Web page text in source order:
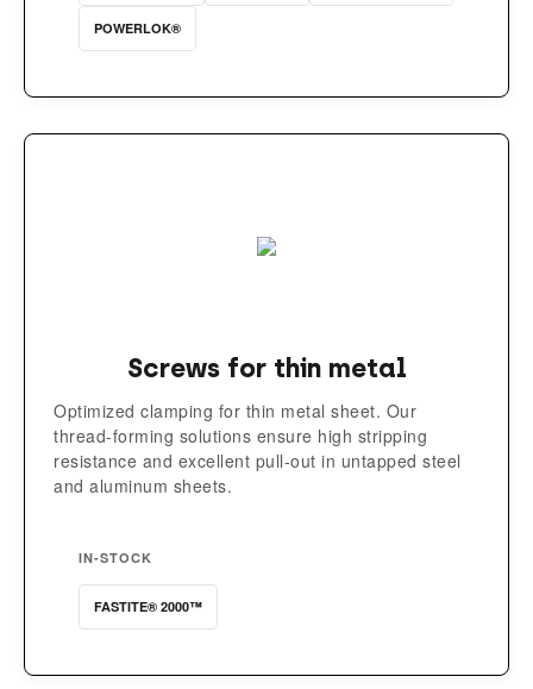
POWERLOK®
Screws for thin metal
Optimized clamping for thin metal sheet. Our
thread-forming solutions ensure high stripping
resistance and excellent pull-out in untapped steel
and aluminum sheets.
IN-STOCK
FASTITE® 2000™